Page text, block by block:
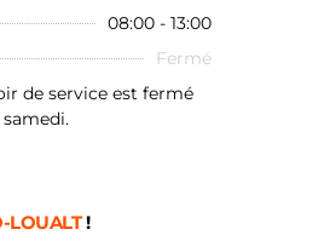
08:00 - 13:00
Fermé
de service est fermé
samedi.
LOUALT!